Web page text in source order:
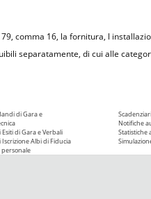
comma 16, la fornitura, l
separatamente, di cui alle
di Gara e
di Gara e Verbali
Albi di Fiducia
Notifiche
Statistiche